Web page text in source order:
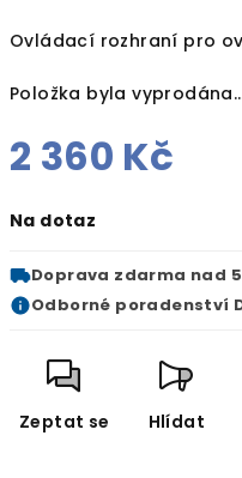
Ovládací rozhraní pro
Položka byla
2 360 Kč
cena:
Na dotaz
Doprava zdarma nad
Odborné poradenství
Zeptat se Hlídat